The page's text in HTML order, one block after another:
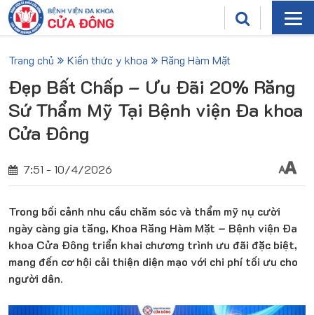
Trang chủ Kiến thức y khoa Răng Hàm Mặt
Đẹp Bất Chấp – Ưu Đãi 20% Răng
Sứ Thẩm Mỹ Tại Bệnh viện Đa khoa
Cửa Đông
7:51 - 10/4/2026
Trong bối cảnh nhu cầu chăm sóc và thẩm mỹ nụ cười
ngày càng gia tăng, Khoa Răng Hàm Mặt – Bệnh viện Đa
khoa Cửa Đông triển khai chương trình ưu đãi đặc biệt,
mang đến cơ hội cải thiện diện mạo với chi phí tối ưu cho
người dân.